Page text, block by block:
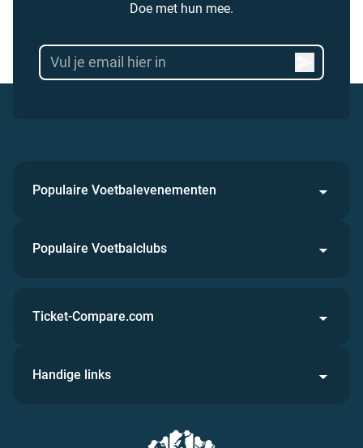
Doe met hun mee.
Populaire Voetbalevenementen
Populaire Voetbalclubs
Ticket-Compare.com
Handige links